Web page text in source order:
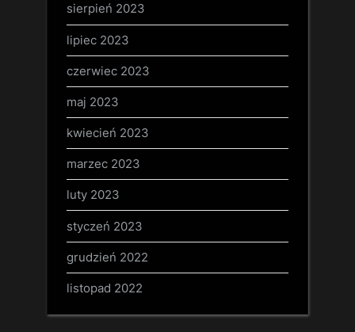
sierpień 2023
lipiec 2023
czerwiec 2023
maj 2023
kwiecień 2023
marzec 2023
luty 2023
styczeń 2023
grudzień 2022
listopad 2022